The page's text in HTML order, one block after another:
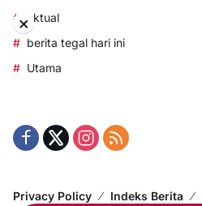
aktual
berita tegal hari ini
Utama
Privacy Policy Indeks Berita
×